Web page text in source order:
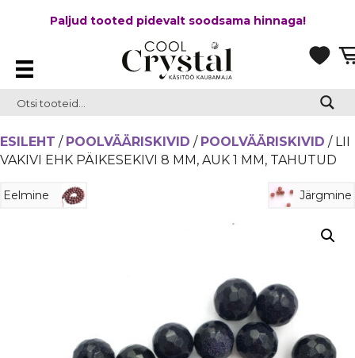
Paljud tooted pidevalt soodsama hinnaga!
ESILEHT / POOLVÄÄRISKIVID / POOLVÄÄRISKIVID / LII
VAKIVI EHK PÄIKESEKIVI 8 MM, AUK 1 MM, TAHUTUD
Eelmine Järgmine